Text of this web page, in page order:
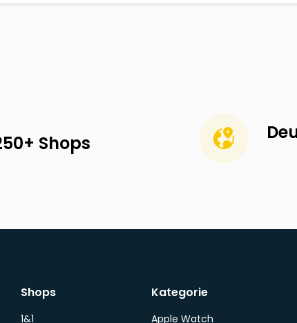
Shops
Shops
1&1
Kategorie
Apple Watch